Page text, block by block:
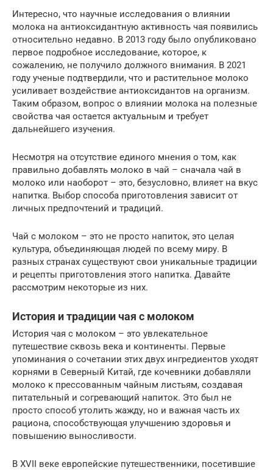
Интересно, что научные исследования о влиянии
молока на антиоксидантную активность чая появились
относительно недавно. В 2013 году было опубликовано
первое подробное исследование, которое, к
сожалению, не получило должного внимания. В 2021
году ученые подтвердили, что и растительное молоко
усиливает воздействие антиоксидантов на организм.
Таким образом, вопрос о влиянии молока на полезные
свойства чая остается актуальным и требует
дальнейшего изучения.
Несмотря на отсутствие единого мнения о том, как
правильно добавлять молоко в чай – сначала чай в
молоко или наоборот – это, безусловно, влияет на вкус
напитка. Выбор способа приготовления зависит от
личных предпочтений и традиций.
Чай с молоком – это не просто напиток, это целая
культура, объединяющая людей по всему миру. В
разных странах существуют свои уникальные традиции
и рецепты приготовления этого напитка. Давайте
рассмотрим некоторые из них.
История и традиции чая с молоком
История чая с молоком – это увлекательное
путешествие сквозь века и континенты. Первые
упоминания о сочетании этих двух ингредиентов уходят
корнями в Северный Китай, где кочевники добавляли
молоко к прессованным чайным листьям, создавая
питательный и согревающий напиток. Это был не
просто способ утолить жажду, но и важная часть их
рациона, способствующая улучшению здоровья и
повышению выносливости.
В XVII веке европейские путешественники, посетившие